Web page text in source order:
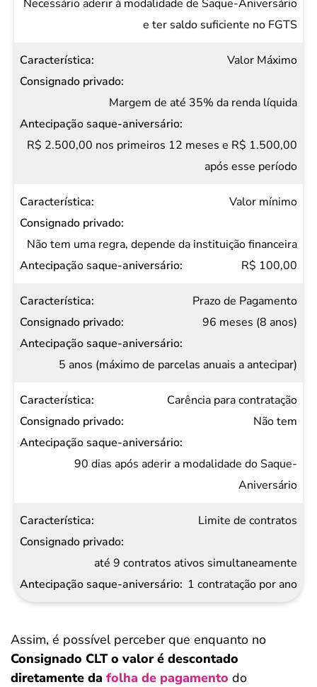
Necessário aderir à modalidade de Saque-Aniversário
e ter saldo suficiente no FGTS
Valor Máximo
Margem de até 35% da renda líquida
R$ 2.500,00 nos primeiros 12 meses e R$ 1.500,00
após esse período
Valor mínimo
Não tem uma regra, depende da instituição financeira
R$ 100,00
Prazo de Pagamento
96 meses (8 anos)
5 anos (máximo de parcelas anuais a antecipar)
Carência para contratação
Não tem
90 dias após aderir a modalidade do Saque-
Aniversário
Limite de contratos
até 9 contratos ativos simultaneamente
1 contratação por ano
Assim, é possível perceber que enquanto no
Consignado CLT o valor é descontado
diretamente da folha de pagamento do